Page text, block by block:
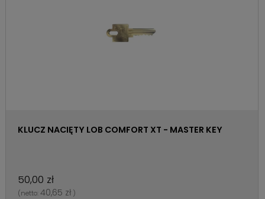
KLUCZ NACIĘTY LOB COMFORT XT - MASTER KEY
50,00 zł
(netto: 40,65 zł )